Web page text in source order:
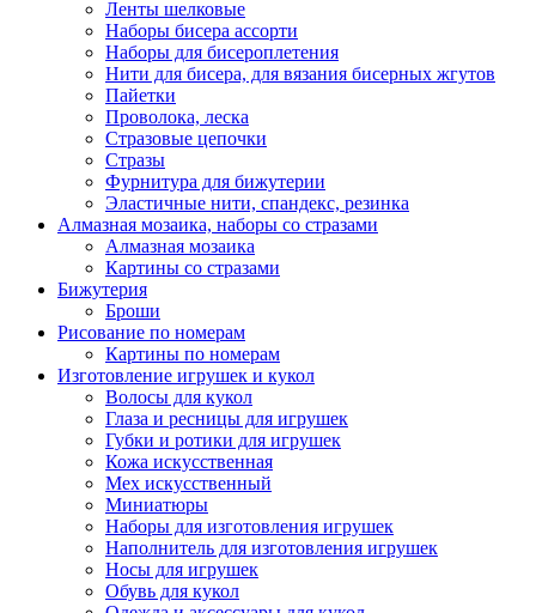
Ленты шелковые
Наборы бисера ассорти
Наборы для бисероплетения
Нити для бисера, для вязания бисерных жгутов
Пайетки
Проволока, леска
Стразовые цепочки
Стразы
Фурнитура для бижутерии
Эластичные нити, спандекс, резинка
Алмазная мозаика, наборы со стразами
Алмазная мозаика
Картины co стразами
Бижутерия
Броши
Рисование по номерам
Картины по номерам
Изготовление игрушек и кукол
Волосы для кукол
Глаза и ресницы для игрушек
Губки и ротики для игрушек
Кожа искусственная
Мех искусственный
Миниатюры
Наборы для изготовления игрушек
Наполнитель для изготовления игрушек
Носы для игрушек
Обувь для кукол